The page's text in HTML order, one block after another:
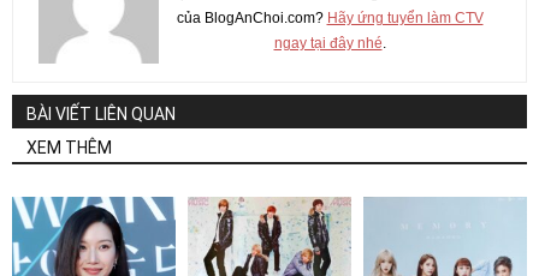
của BlogAnChoi.com? Hãy ứng tuyển làm CTV
ngay tại đây nhé.
BÀI VIẾT LIÊN QUAN
XEM THÊM